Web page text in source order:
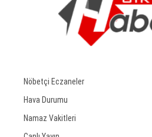
Nöbetçi Eczaneler
Hava Durumu
Namaz Vakitleri